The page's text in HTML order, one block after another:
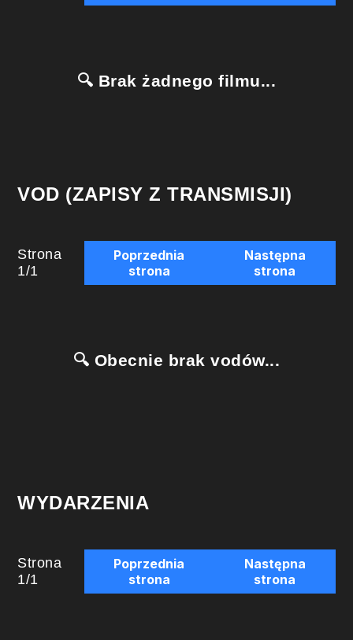
🔍 Brak żadnego filmu...
VOD (ZAPISY Z TRANSMISJI)
Strona
1/1
Poprzednia
strona
Następna
strona
🔍 Obecnie brak vodów...
WYDARZENIA
Strona
1/1
Poprzednia
strona
Następna
strona